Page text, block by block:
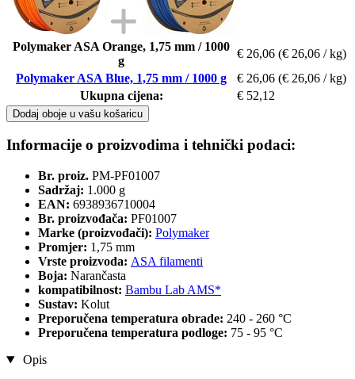
Polymaker ASA Orange, 1,75 mm / 1000
g
€ 26,06 (€ 26,06 / kg)
Polymaker ASA Blue, 1,75 mm / 1000 g
€ 26,06 (€ 26,06 / kg)
Ukupna cijena:
€ 52,12
Dodaj oboje u vašu košaricu
Informacije o proizvodima i tehnički podaci:
Br. proiz. PM-PF01007
Sadržaj: 1.000 g
EAN: 6938936710004
Br. proizvođača: PF01007
Marke (proizvođači): Polymaker
Promjer: 1,75 mm
Vrste proizvoda: ASA filamenti
Boja: Narančasta
kompatibilnost: Bambu Lab AMS*
Sustav: Kolut
Preporučena temperatura obrade: 240 - 260 °C
Preporučena temperatura podloge: 75 - 95 °C
Opis